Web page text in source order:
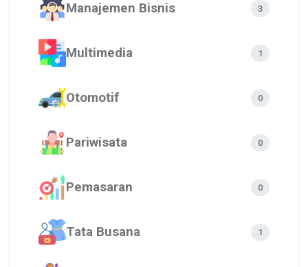
Manajemen Bisnis 3
Multimedia 1
Otomotif 0
Pariwisata 0
Pemasaran 0
Tata Busana 1